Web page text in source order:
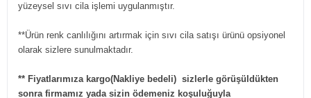
yüzeysel sıvı cila işlemi uygulanmıştır.
**Ürün renk canlılığını artırmak için sıvı cila satışı ürünü opsiyonel
olarak sizlere sunulmaktadır.
** Fiyatlarımıza kargo(Nakliye bedeli) sizlerle görüşüldükten
sonra firmamız yada sizin ödemeniz koşuluğuyla